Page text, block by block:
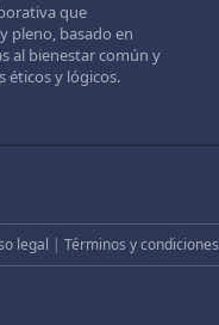
que
pleno, basado en
al bienestar común y
éticos y lógicos.
legal Términos y